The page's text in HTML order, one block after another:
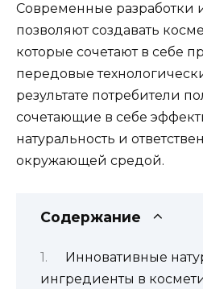
Современные разработки
позволяют создавать
которые сочетают в себе
передовые
результате потребители
сочетающие в себе
натуральность и
окружающей средой.
Содержание
Инновативные
ингредиенты в